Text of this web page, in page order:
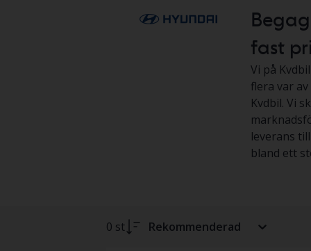
fast
Vi på
flera var
Kvdbil. Vi
leverans
bland ett
0 st Rekommenderad